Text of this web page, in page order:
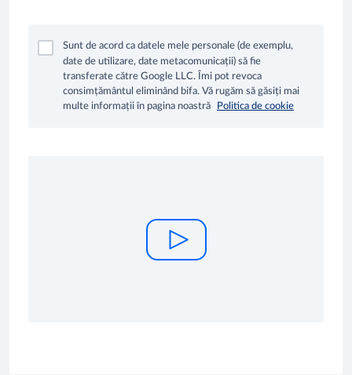
Sunt de acord ca datele mele personale (de exemplu,
date de utilizare, date metacomunicații) să fie
transferate către Google LLC. Îmi pot revoca
consimțământul eliminând bifa. Vă rugăm să găsiți mai
multe informații în pagina noastră
Politica de cookie